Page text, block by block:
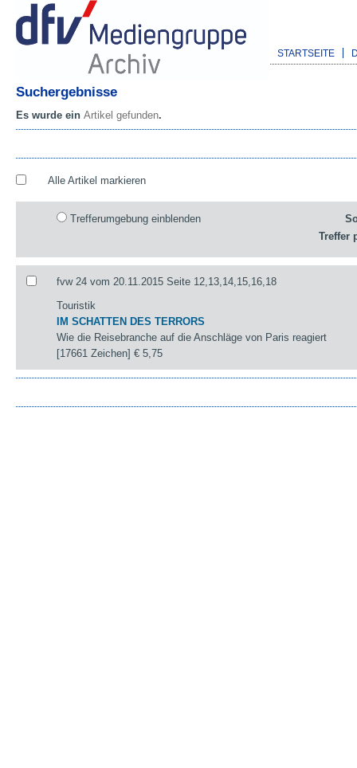
STARTSEITE
Suchergebnisse
Es wurde ein Artikel gefunden.
Alle Artikel markieren
Trefferumgebung einblenden
Treffer
fvw 24 vom 20.11.2015 Seite 12,13,14,15,16,18
Touristik
IM SCHATTEN DES TERRORS
Wie die Reisebranche auf die Anschläge von Paris reagiert
[17661 Zeichen]€ 5,75